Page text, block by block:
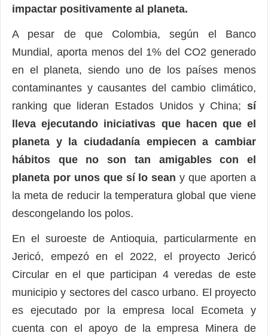
impactar positivamente al planeta.
A pesar de que Colombia, según el Banco
Mundial, aporta menos del 1% del CO2 generado
en el planeta, siendo uno de los países menos
contaminantes y causantes del cambio climático,
ranking que lideran Estados Unidos y China; sí
lleva ejecutando iniciativas que hacen que el
planeta y la ciudadanía empiecen a cambiar
hábitos que no son tan amigables con el
planeta por unos que sí lo sean y que aporten a
la meta de reducir la temperatura global que viene
descongelando los polos.
En el suroeste de Antioquia, particularmente en
Jericó, empezó en el 2022, el proyecto Jericó
Circular en el que participan 4 veredas de este
municipio y sectores del casco urbano. El proyecto
es ejecutado por la empresa local Ecometa y
cuenta con el apoyo de la empresa Minera de